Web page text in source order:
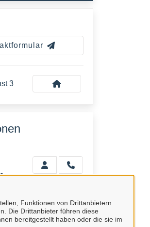
Funktionen von Drittanbietern
Die Drittanbieter führen diese
bereitgestellt haben oder die sie im
3